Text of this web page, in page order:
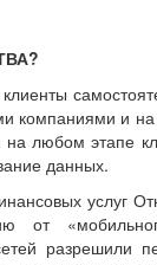
компаниями и на
любом этапе
данных.
услуг
от
разрешили